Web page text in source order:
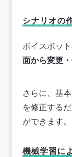
シナリオの
ボイスボッ
面から変更
さらに、基
を修正する
ができます。
機械学習に